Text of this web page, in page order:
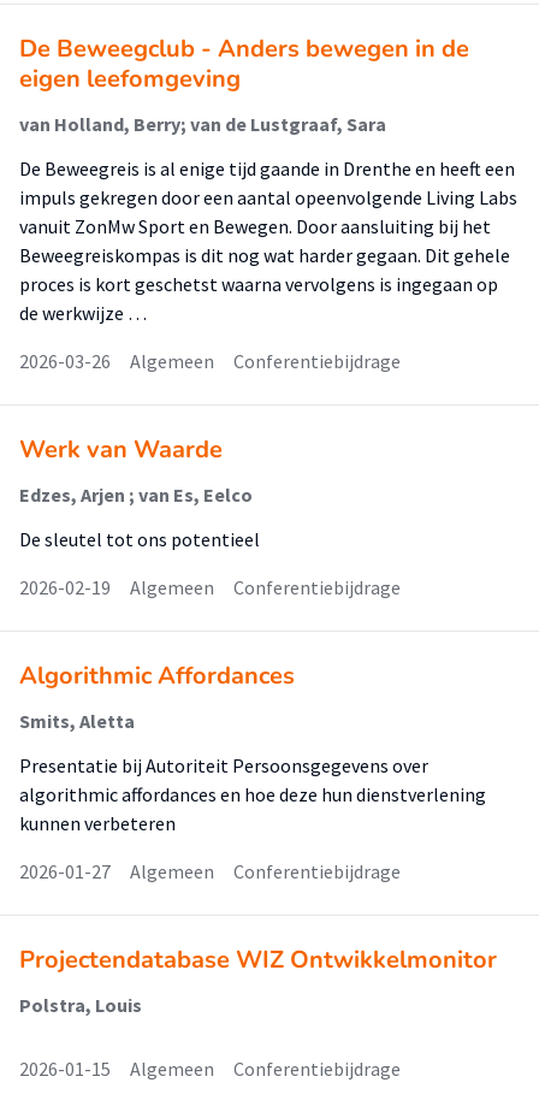
De Beweegclub - Anders bewegen in de
eigen leefomgeving
van Holland, Berry; van de Lustgraaf, Sara
De Beweegreis is al enige tijd gaande in Drenthe en heeft een
impuls gekregen door een aantal opeenvolgende Living Labs
vanuit ZonMw Sport en Bewegen. Door aansluiting bij het
Beweegreiskompas is dit nog wat harder gegaan. Dit gehele
proces is kort geschetst waarna vervolgens is ingegaan op
de werkwijze …
2026-03-26
Algemeen Conferentiebijdrage
Werk van Waarde
Edzes, Arjen ; van Es, Eelco
De sleutel tot ons potentieel
2026-02-19
Algemeen Conferentiebijdrage
Algorithmic Affordances
Smits, Aletta
Presentatie bij Autoriteit Persoonsgegevens over
algorithmic affordances en hoe deze hun dienstverlening
kunnen verbeteren
2026-01-27
Algemeen Conferentiebijdrage
Projectendatabase WIZ Ontwikkelmonitor
Polstra, Louis
2026-01-15 Algemeen Conferentiebijdrage